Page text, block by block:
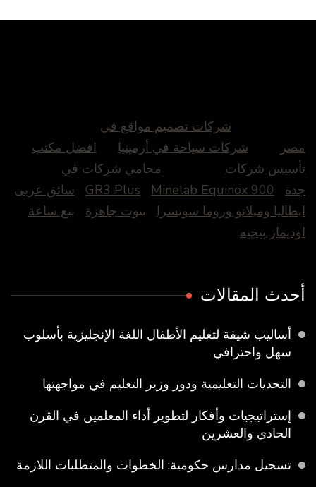
شركات تصميم مواقع في
مصر
شركات سياحة في أرمينيا
افضل مكتب
تأسيس شركات
محامي شركات في
جدة
GR3 Plus Minelab Equinox 900
سائق عربى
ايطاليا وميلانو وروما سويسرا
بيوت جاهزة
بيع ساعة
اوديمار بيجيه
أحدث المقالات
أساليب شيقة لتعليم الأطفال اللغة الإنجليزية بأسلوب
سهل واحترافي
التحديات التعليمية ودور وزير التعليم في مواجهتها
إستراتيجيات وأفكار لتطوير أداء المعلمين في القرن
الحادي والعشرين
تسجيل مدارس حكومية: الخطوات والمتطلبات اللازمة